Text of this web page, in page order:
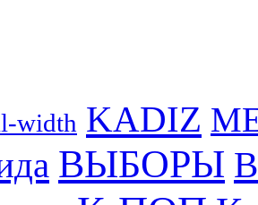
width KADIZ
ВЫБОРЫ